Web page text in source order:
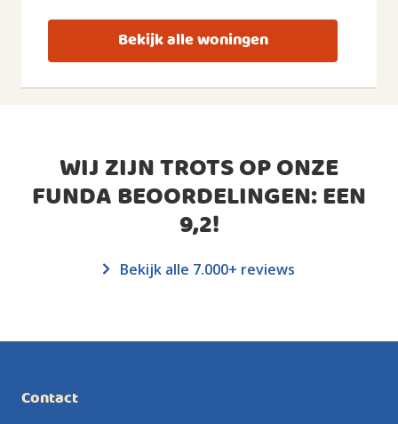
Bekijk alle woningen
WIJ ZIJN TROTS OP ONZE
FUNDA BEOORDELINGEN: EEN
9,2!
Bekijk alle 7.000+ reviews
Contact